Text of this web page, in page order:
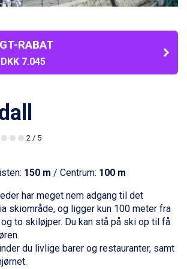
RABAT
7.045
DKK 4.595
5.295
8.445
fra DKK 5.495
fra DKK 3.795
DKK 5.945
fra DKK 3.795
DKK 4.395
fra DKK 6.145
4.645
7.095
7.245
fra DKK 4.095
4.145
2 / 5
150 m / Centrum: 100 m
har meget nem adgang til det
skiområde, og ligger kun 100 meter fra
to skiløjper. Du kan stå på ski op til få
du livlige barer og restauranter, samt